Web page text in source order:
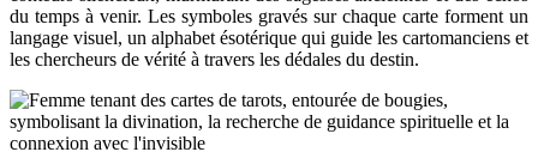
du temps à venir. Les symboles gravés sur chaque carte forment un
langage visuel, un alphabet ésotérique qui guide les cartomanciens et
les chercheurs de vérité à travers les dédales du destin.